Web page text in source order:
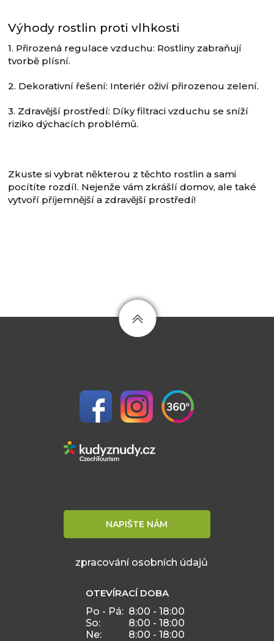
Výhody rostlin proti vlhkosti
1. Přirozená regulace vzduchu: Rostliny zabraňují
tvorbě plísní.
2. Dekorativní řešení: Interiér oživí přirozenou zelení.
3. Zdravější prostředí: Díky filtraci vzduchu se sníží
riziko dýchacích problémů.
Zkuste si vybrat některou z těchto rostlin a sami
pocítíte rozdíl. Nejenže vám zkrášlí domov, ale také
vytvoří příjemnější a zdravější prostředí!
NAPIŠTE NÁM
zpracování osobních údajů
OTEVÍRACÍ DOBA
Po - Pá: 8:00 - 18:00
So:
8:00 - 18:00
Ne:
8:00 - 18:00